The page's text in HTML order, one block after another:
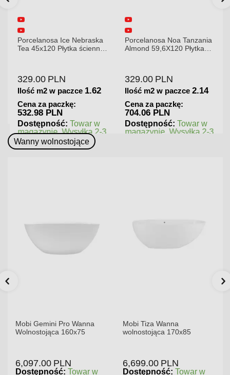
Porcelanosa Ice Nebraska
Tea 45x120 Płytka ścienna
329.00 PLN
Ilość m2 w paczce 1.62
Cena za paczkę:
532.98 PLN
Dostępność: Towar w
magazynie. Wysyłka 2-3
dni.
Porcelanosa Noa Tanzania
Almond 59,6X120 Płytka
329.00 PLN
Ilość m2 w paczce 2.14
Cena za paczkę:
704.06 PLN
Dostępność: Towar w
magazynie. Wysyłka 2-3
Wanny wolnostojące
Mobi Gemini Pro Wanna
Wolnostojąca 160x75
6,097.00 PLN
Dostępność: Towar w
Mobi Tiza Wanna
wolnostojąca 170x85
6,699.00 PLN
Dostępność: Towar w